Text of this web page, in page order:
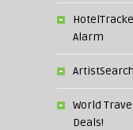
Alarm
World
Deals!